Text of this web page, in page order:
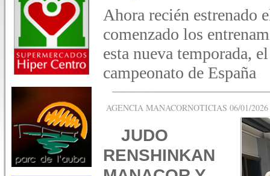
Ahora recién estrenado
comenzado los
esta nueva temporada,
campeonato de España
AGENCIA MANACORNOTICIAS 06/01/
JUDO
RENSHINKAN